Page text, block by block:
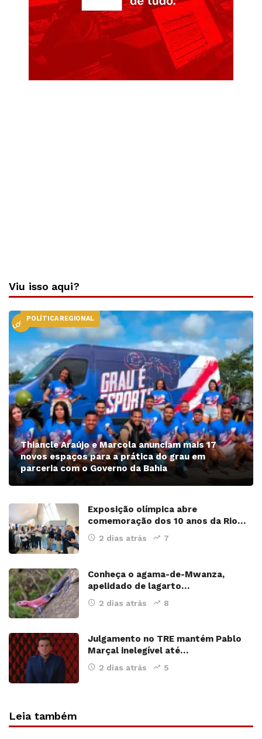
Viu isso aqui?
LOCALPOLÍTICA REGIONAL
Thiancle Araújo e Marcola anunciam mais 17
novos espaços para a prática do grau em
parceria com o Governo da Bahia
Exposição olímpica abre
comemoração dos 10 anos da Rio…
2 dias atrás 7
Conheça o agama-de-Mwanza,
apelidado de lagarto…
2 dias atrás 8
Julgamento no TRE mantém Pablo
Marçal inelegível até…
2 dias atrás 5
Leia também